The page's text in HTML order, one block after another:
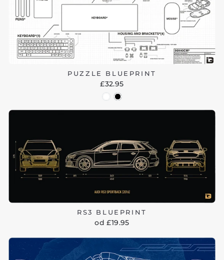
PUZZLE BLUEPRINT
£32.95
RS3 BLUEPRINT
od £19.95